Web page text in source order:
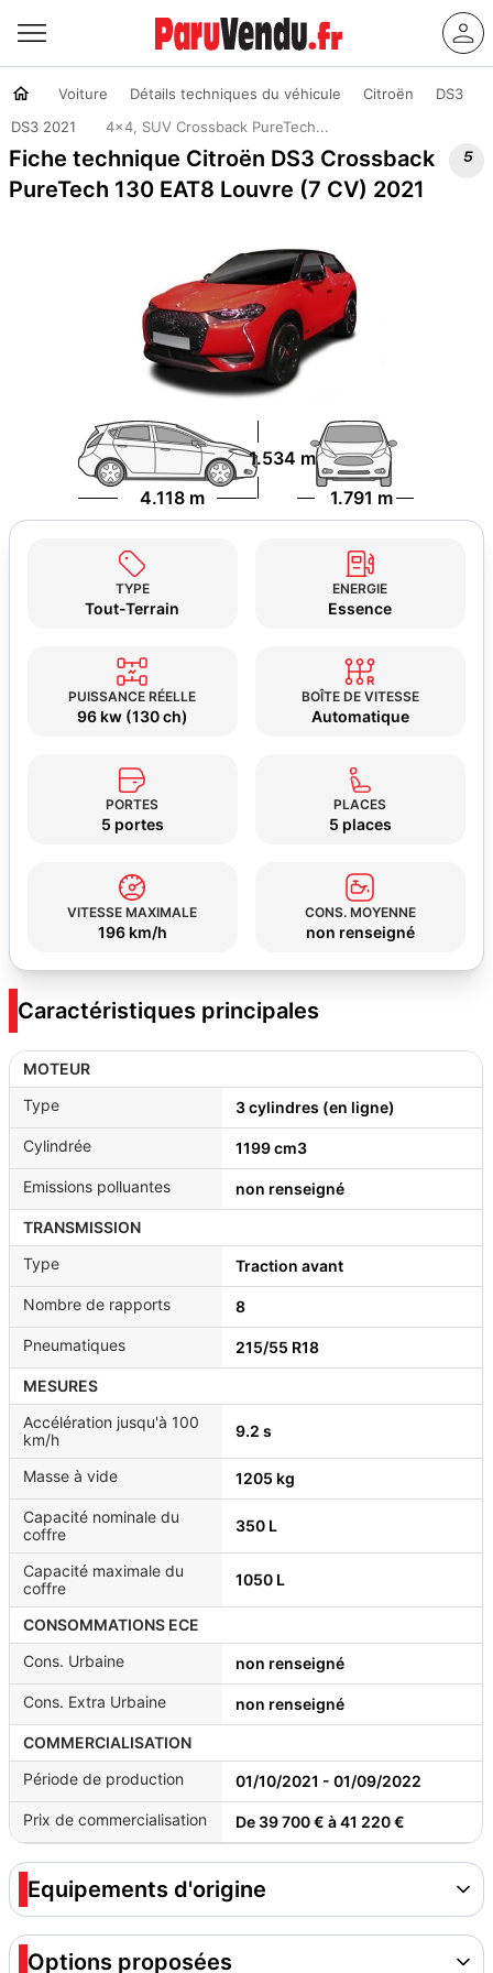
Voiture Détails techniques du véhicule Citroën
DS3
DS3 2021
4x4, SUV Crossback PureTech...
Fiche technique Citroën DS3 Crossback
PureTech 130 EAT8 Louvre (7 CV) 2021

4.118 m 1.791 m
1.534 m
TYPE
Tout-Terrain
ENERGIE
Essence
PUISSANCE RÉELLE
96 kw (130 ch)
BOÎTE DE VITESSE
Automatique
PORTES
5 portes
PLACES
5 places
VITESSE MAXIMALE
196 km/h
CONS. MOYENNE
non renseigné
Caractéristiques principales
MOTEUR
Type
3 cylindres (en ligne)
Cylindrée 1199 cm3
Emissions polluantes non renseigné
TRANSMISSION
Type
Traction avant
Nombre de rapports 8
Pneumatiques 215/55 R18
MESURES
Accélération jusqu'à 100
km/h
9.2 s
Masse à vide 1205 kg
Capacité nominale du
coffre
350 L
Capacité maximale du
coffre
1050 L
CONSOMMATIONS ECE
Cons. Urbaine
non renseigné
Cons. Extra Urbaine non renseigné
COMMERCIALISATION
Période de production
01/10/2021 - 01/09/2022
Prix de commercialisation De 39 700 € à 41 220 €
Equipements d'origine
Options proposées